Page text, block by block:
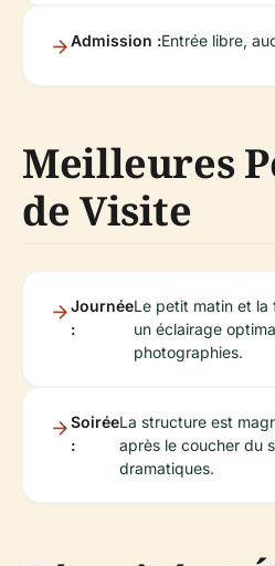
Admission :Entrée libre,
Meilleures
de Visite
Journée
:
Le petit matin et
un éclairage
photographies.
Soirée
:
La structure est
après le coucher du
dramatiques.